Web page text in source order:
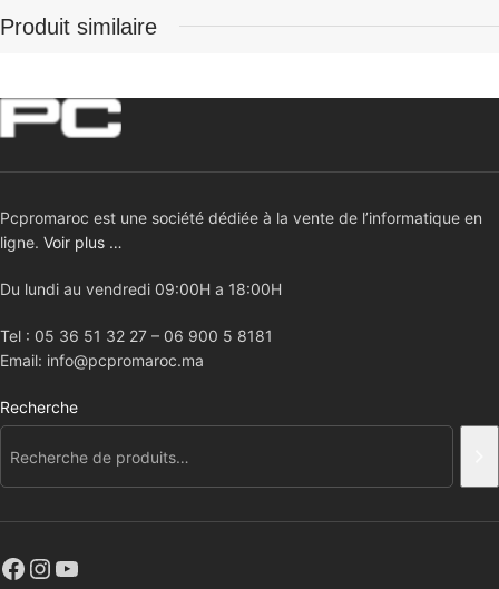
Produit similaire
Pcpromaroc est une société dédiée à la vente de l’informatique en
ligne. Voir plus …
Du lundi au vendredi 09:00H a 18:00H
Tel : 05 36 51 32 27 – 06 900 5 8181
Email: info@pcpromaroc.ma
Recherche